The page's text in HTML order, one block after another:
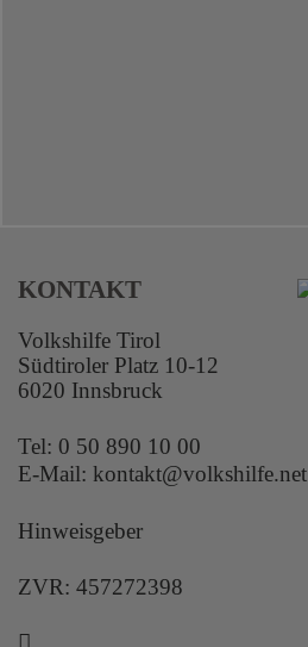
KONTAKT
Volkshilfe Tirol
Südtiroler Platz 10-12
6020 Innsbruck
Tel: 0 50 890 10 00
E-Mail: kontakt@volkshilfe.net
Hinweisgeber
ZVR: 457272398